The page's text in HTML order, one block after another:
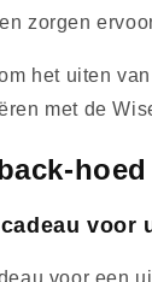
zorgen
het uiten
met de
voor
voor een